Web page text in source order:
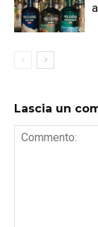
Lascia un